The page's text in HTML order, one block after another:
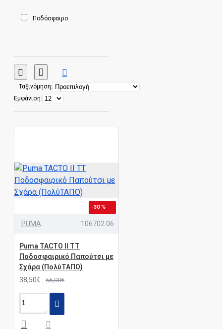
Ποδόσφαιρο
Ταξινόμηση:
Εμφάνιση:
-30 %
PUMA 106702 06
Puma TACTO II TT
Ποδοσφαιρικό Παπούτσι με
Σχάρα (ΠολύΤΑΠΟ)
38,50€
55,00€